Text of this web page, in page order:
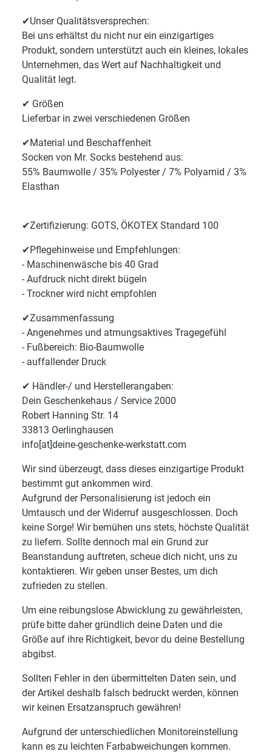
✔Unser Qualitätsversprechen:
Bei uns erhältst du nicht nur ein einzigartiges
Produkt, sondern unterstützt auch ein kleines, lokales
Unternehmen, das Wert auf Nachhaltigkeit und
Qualität legt.
✔ Größen
Lieferbar in zwei verschiedenen Größen
✔Material und Beschaffenheit
Socken von Mr. Socks bestehend aus:
55% Baumwolle / 35% Polyester / 7% Polyamid / 3%
Elasthan
✔Zertifizierung: GOTS, ÖKOTEX Standard 100
✔Pflegehinweise und Empfehlungen:
- Maschinenwäsche bis 40 Grad
- Aufdruck nicht direkt bügeln
- Trockner wird nicht empfohlen
✔Zusammenfassung
- Angenehmes und atmungsaktives Tragegefühl
- Fußbereich: Bio-Baumwolle
- auffallender Druck
✔ Händler-/ und Herstellerangaben:
Dein Geschenkehaus / Service 2000
Robert Hanning Str. 14
33813 Oerlinghausen
info[at]deine-geschenke-werkstatt.com
Wir sind überzeugt, dass dieses einzigartige Produkt
bestimmt gut ankommen wird.
Aufgrund der Personalisierung ist jedoch ein
Umtausch und der Widerruf ausgeschlossen. Doch
keine Sorge! Wir bemühen uns stets, höchste Qualität
zu liefern. Sollte dennoch mal ein Grund zur
Beanstandung auftreten, scheue dich nicht, uns zu
kontaktieren. Wir geben unser Bestes, um dich
zufrieden zu stellen.
Um eine reibungslose Abwicklung zu gewährleisten,
prüfe bitte daher gründlich deine Daten und die
Größe auf ihre Richtigkeit, bevor du deine Bestellung
abgibst.
Sollten Fehler in den übermittelten Daten sein, und
der Artikel deshalb falsch bedruckt werden, können
wir keinen Ersatzanspruch gewähren!
Aufgrund der unterschiedlichen Monitoreinstellung
kann es zu leichten Farbabweichungen kommen.